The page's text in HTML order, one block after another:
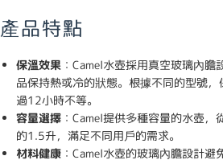
產品特點
保溫效果 ：Camel水壺採用真空玻璃內
品保持熱或冷的狀態。根據不同的型號
過12小時不等。
容量選擇 ：Camel提供多種容量的水壺
的1.5升，滿足不同用戶的需求。
材料健康 ：Camel水壺的玻璃內膽設計